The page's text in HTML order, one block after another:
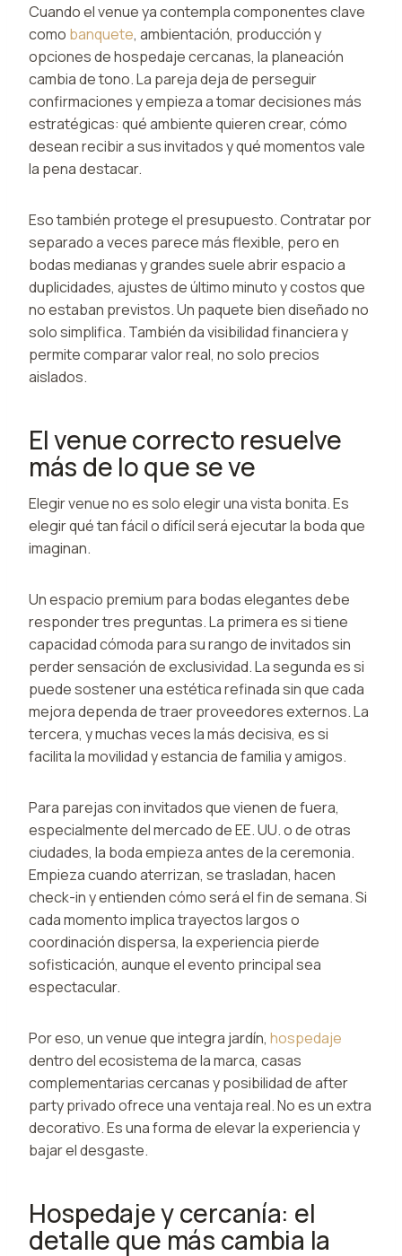
Cuando el venue ya contempla componentes clave
como banquete, ambientación, producción y
opciones de hospedaje cercanas, la planeación
cambia de tono. La pareja deja de perseguir
confirmaciones y empieza a tomar decisiones más
estratégicas: qué ambiente quieren crear, cómo
desean recibir a sus invitados y qué momentos vale
la pena destacar.
Eso también protege el presupuesto. Contratar por
separado a veces parece más flexible, pero en
bodas medianas y grandes suele abrir espacio a
duplicidades, ajustes de último minuto y costos que
no estaban previstos. Un paquete bien diseñado no
solo simplifica. También da visibilidad financiera y
permite comparar valor real, no solo precios
aislados.
El venue correcto resuelve
más de lo que se ve
Elegir venue no es solo elegir una vista bonita. Es
elegir qué tan fácil o difícil será ejecutar la boda que
imaginan.
Un espacio premium para bodas elegantes debe
responder tres preguntas. La primera es si tiene
capacidad cómoda para su rango de invitados sin
perder sensación de exclusividad. La segunda es si
puede sostener una estética refinada sin que cada
mejora dependa de traer proveedores externos. La
tercera, y muchas veces la más decisiva, es si
facilita la movilidad y estancia de familia y amigos.
Para parejas con invitados que vienen de fuera,
especialmente del mercado de EE. UU. o de otras
ciudades, la boda empieza antes de la ceremonia.
Empieza cuando aterrizan, se trasladan, hacen
check-in y entienden cómo será el fin de semana. Si
cada momento implica trayectos largos o
coordinación dispersa, la experiencia pierde
sofisticación, aunque el evento principal sea
espectacular.
Por eso, un venue que integra jardín, hospedaje
dentro del ecosistema de la marca, casas
complementarias cercanas y posibilidad de after
party privado ofrece una ventaja real. No es un extra
decorativo. Es una forma de elevar la experiencia y
bajar el desgaste.
Hospedaje y cercanía: el
detalle que más cambia la